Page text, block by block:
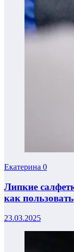
Екатерина 0
Липкие
как
23.03.2025